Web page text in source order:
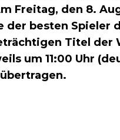
Freitag, den 8.
der besten Spieler
Titel der
um 11:00 Uhr